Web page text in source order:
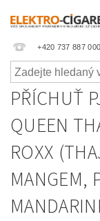
+420 737 887 000
PŘÍCHUŤ
QUEEN
ROXX
MANGEM,